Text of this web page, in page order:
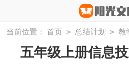
当前位置： 首页 > 总结计划 > 教
五年级上册信息